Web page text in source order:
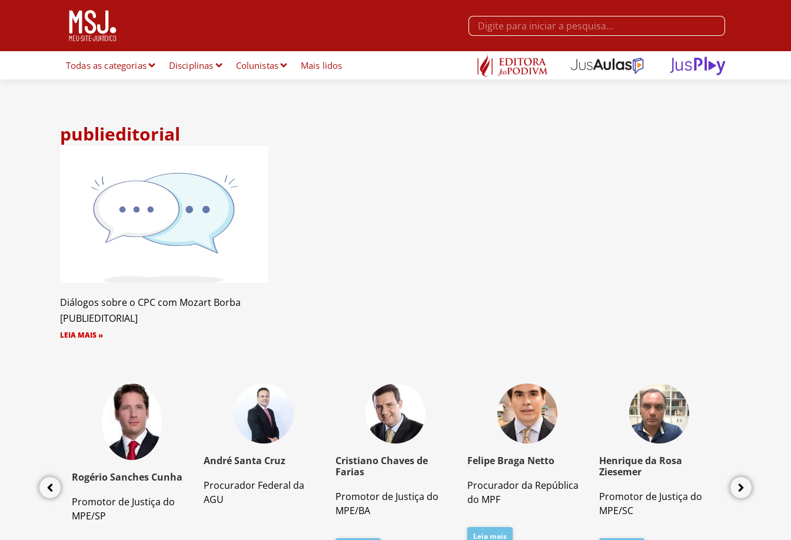
Todas as categorias Disciplinas Colunistas Mais lidos
publieditorial
Diálogos sobre o CPC com Mozart Borba
[PUBLIEDITORIAL]
LEIA MAIS »
Civil
Rogério Sanches Cunha
Promotor de Justiça do
MPE/SP
André Santa Cruz
Procurador Federal da
AGU
Cristiano Chaves de
Farias
Promotor de Justiça do
MPE/BA
Felipe Braga Netto
Procurador da República
do MPF
Leia mais
Henrique da Rosa
Ziesemer
Promotor de Justiça do
MPE/SC
Advogado e
Direito